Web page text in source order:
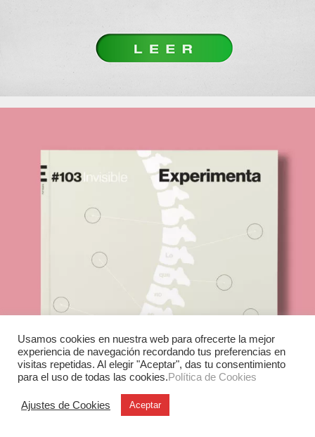
Usamos cookies en nuestra web para ofrecerte la mejor
experiencia de navegación recordando tus preferencias en
visitas repetidas. Al elegir "Aceptar", das tu consentimiento
para el uso de todas las cookies.Política de Cookies
Ajustes de Cookies Aceptar